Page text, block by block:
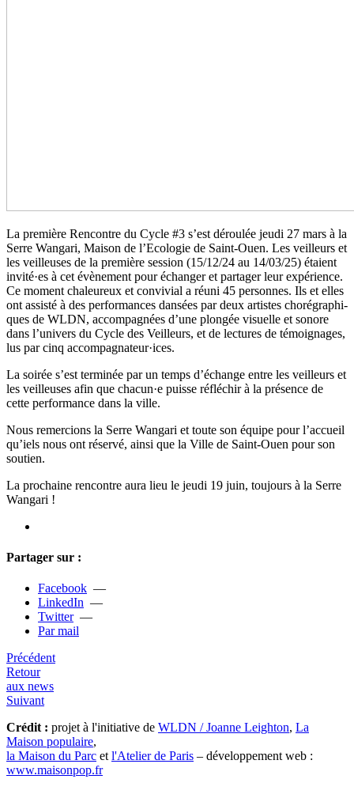
La pre­mière Rencontre du Cycle #3 s’est dérou­lée jeudi 27 mars à la
Serre Wangari, Maison de l’Ecologie de Saint-Ouen. Les veilleurs et
les veilleu­ses de la pre­mière ses­sion (15/12/24 au 14/03/25) étaient
invi­té·es à cet évènement pour échanger et par­ta­ger leur expé­rience.
Ce moment cha­leu­reux et convi­vial a réuni 45 per­son­nes. Ils et elles
ont assisté à des per­for­man­ces dan­sées par deux artis­tes cho­ré­gra­phi­
ques de WLDN, accom­pa­gnées d’une plon­gée visuelle et sonore
dans l’uni­vers du Cycle des Veilleurs, et de lec­tu­res de témoi­gna­ges,
lus par cinq accom­pa­gna­teur·i­ces.
La soirée s’est ter­mi­née par un temps d’échange entre les veilleurs et
les veilleu­ses afin que cha­cun·e puisse réflé­chir à la pré­sence de
cette per­for­mance dans la ville.
Nous remer­cions la Serre Wangari et toute son équipe pour l’accueil
qu’iels nous ont réservé, ainsi que la Ville de Saint-Ouen pour son
sou­tien.
La pro­chaine ren­contre aura lieu le jeudi 19 juin, tou­jours à la Serre
Wangari !
Partager sur :
Facebook —
LinkedIn —
Twitter—
Par mail
Précédent
Retour
aux news
Suivant
Crédit : projet à l'initiative de WLDN / Joanne Leighton, La
Maison populaire,
la Maison du Parc etl'Atelier de Paris – développement web :
www.maisonpop.fr